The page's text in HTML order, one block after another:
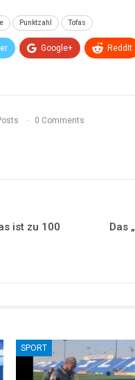
Punktzahl Tofas
Google+ ReddIt
0 Comments
ist zu 100
Das
SPORT